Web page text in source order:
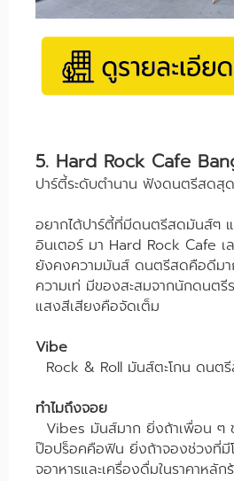
5. Hard Rock Cafe
ปาร์ตี้ระดับตำนาน ฟังดนตรีสด
อยากได้ปาร์ตี้ที่มีดนตรีสดมันส์ๆ
อินเตอร์ มา Hard Rock Cafe เ
ยังคงความมันส์ ดนตรีสดคือดีมา
ความเท่ มีของสะสมจากนักดนตรี
แสงสีเสียงคือจัดเต็ม
Vibe
Rock & Roll มันส์ตะโกน ดนต
ทำไมถึงจอย
Vibes มันส์มาก ยิ่งถ้าเพื่อน ๆ
ป๊อปร็อคคือฟิน ยิ่งถ้าจองช่วงที่มีโ
จอาหารและเครื่องดื่มในราคาหลั